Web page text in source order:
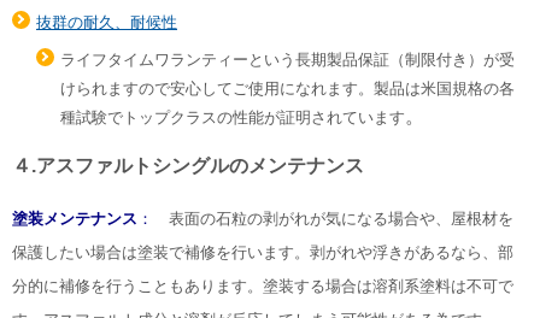
抜群の耐久、耐候性
ライフタイムワランティーという長期製品保証（制限付き）が受
けられますので安心してご使用になれます。製品は米国規格の各
種試験でトップクラスの性能が証明されています 。
４.アスファルトシングルのメンテナンス
塗装メンテナンス ：
表面の石粒の剥がれが気になる場合や、屋根材を
保護したい場合は塗装で補修を行います。剥がれや浮きがあるなら、部
分的に補修を行うこともあります。塗装する場合は溶剤系塗料は不可で